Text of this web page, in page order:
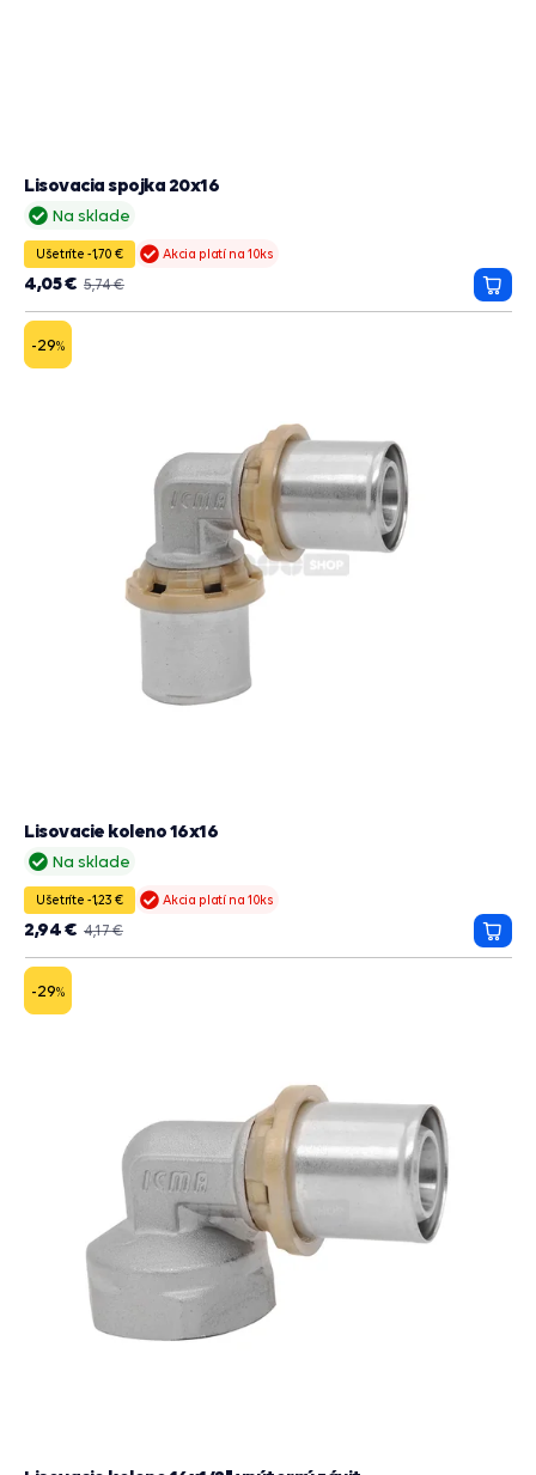
Na sklade
Lisovacia spojka 20x16
Ušetríte -1,70 € Akcia platí na 10ks
5,74 €
4,05 €
do
-29%
Na sklade
Lisovacie koleno 16x16
Ušetríte -1,23 € Akcia platí na 10ks
4,17 €
2,94 €
do
-29%